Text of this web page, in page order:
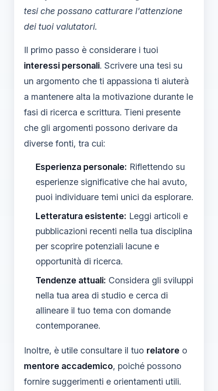
tesi che possano catturare l'attenzione
dei tuoi valutatori.
Il primo passo è considerare i tuoi
interessi personali. Scrivere una tesi su
un argomento che ti appassiona ti aiuterà
a mantenere alta la motivazione durante le
fasi di ricerca e scrittura. Tieni presente
che gli argomenti possono derivare da
diverse fonti, tra cui:
Esperienza personale: Riflettendo su
esperienze significative che hai avuto,
puoi individuare temi unici da esplorare.
Letteratura esistente: Leggi articoli e
pubblicazioni recenti nella tua disciplina
per scoprire potenziali lacune e
opportunità di ricerca.
Tendenze attuali: Considera gli sviluppi
nella tua area di studio e cerca di
allineare il tuo tema con domande
contemporanee.
Inoltre, è utile consultare il tuo relatore o
mentore accademico, poiché possono
fornire suggerimenti e orientamenti utili.